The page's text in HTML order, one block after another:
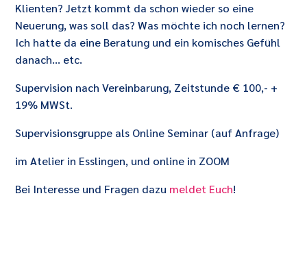
Klienten? Jetzt kommt da schon wieder so eine
Neuerung, was soll das? Was möchte ich noch lernen?
Ich hatte da eine Beratung und ein komisches Gefühl
danach… etc.
Supervision nach Vereinbarung, Zeitstunde € 100,- +
19% MWSt.
Supervisionsgruppe als Online Seminar (auf Anfrage)
im Atelier in Esslingen, und online in ZOOM
Bei Interesse und Fragen dazu meldet Euch!